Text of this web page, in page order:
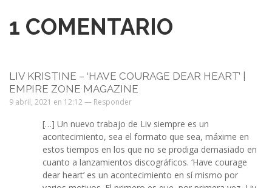
1 COMENTARIO
LIV KRISTINE – ‘HAVE COURAGE DEAR HEART’ |
EMPIRE ZONE MAGAZINE
9 abril, 2021 en 12:12 — Responder
[…] Un nuevo trabajo de Liv siempre es un
acontecimiento, sea el formato que sea, máxime en
estos tiempos en los que no se prodiga demasiado en
cuanto a lanzamientos discográficos. ‘Have courage
dear heart’ es un acontecimiento en sí mismo por